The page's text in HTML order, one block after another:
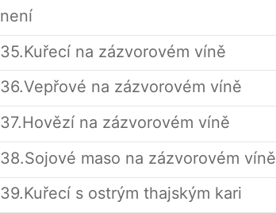
není
35.Kuřecí na zázvorovém víně
36.Vepřové na zázvorovém víně
37.Hovězí na zázvorovém víně
38.Sojové maso na zázvorovém víně
39.Kuřecí s ostrým thajským kari